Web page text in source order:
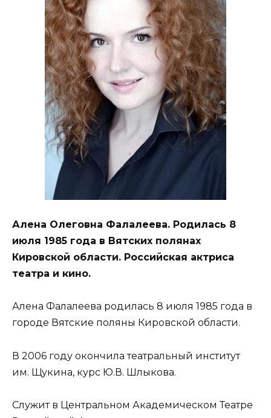
Алена Олеговна Фалалеева. Родилась 8
июля 1985 года в Вятских полянах
Кировской области. Российская актриса
театра и кино.
Алена Фалалеева родилась 8 июля 1985 года в
городе Вятские поляны Кировской области.
В 2006 году окончила театральный институт
им. Щукина, курс Ю.В. Шлыкова.
Служит в Центральном Академическом Театре